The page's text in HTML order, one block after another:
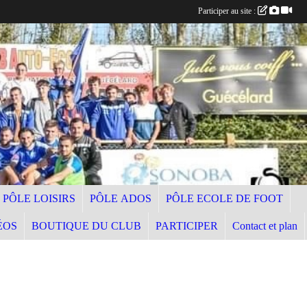
PÔLE LOISIRS PÔLE ADOS PÔLE ECOLE DE FOOT
BOUTIQUE DU CLUB PARTICIPER Contact et plan
Participer au site :